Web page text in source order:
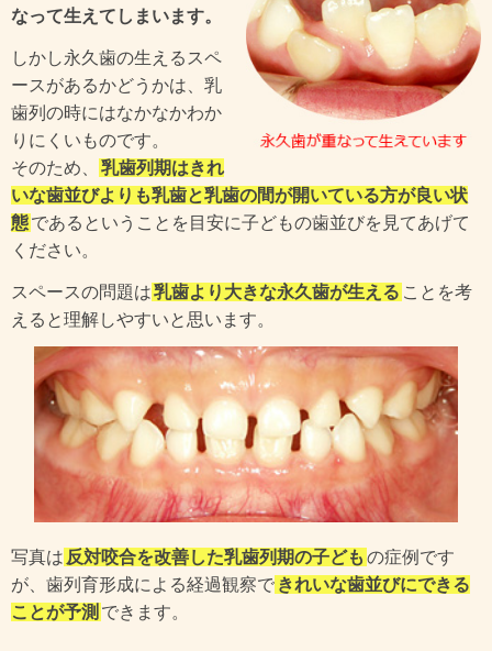
なって生えてしまいます。
しかし永久歯の生えるスペ
ースがあるかどうかは、乳
歯列の時にはなかなかわか
りにくいものです。
そのため、
乳歯列期はきれ
いな歯並びよりも乳歯と乳歯の間が開いている方が良い状
態であるということを目安に子どもの歯並びを見てあげて
ください。
スペースの問題は乳歯より大きな永久歯が生える ことを考
えると理解しやすいと思います。
写真は 反対咬合を改善した乳歯列期の子ども の症例です
が、歯列育形成による経過観察で きれいな歯並びにできる
ことが予測 できます。